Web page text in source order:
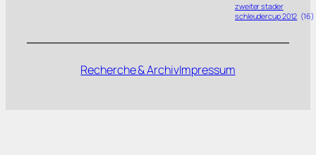
zweiter stader
schleudercup 2012 (16)
Recherche & ArchivImpressum